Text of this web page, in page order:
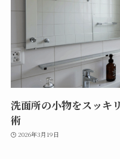
洗面所の小物をスッキ
術
2026年3月19日